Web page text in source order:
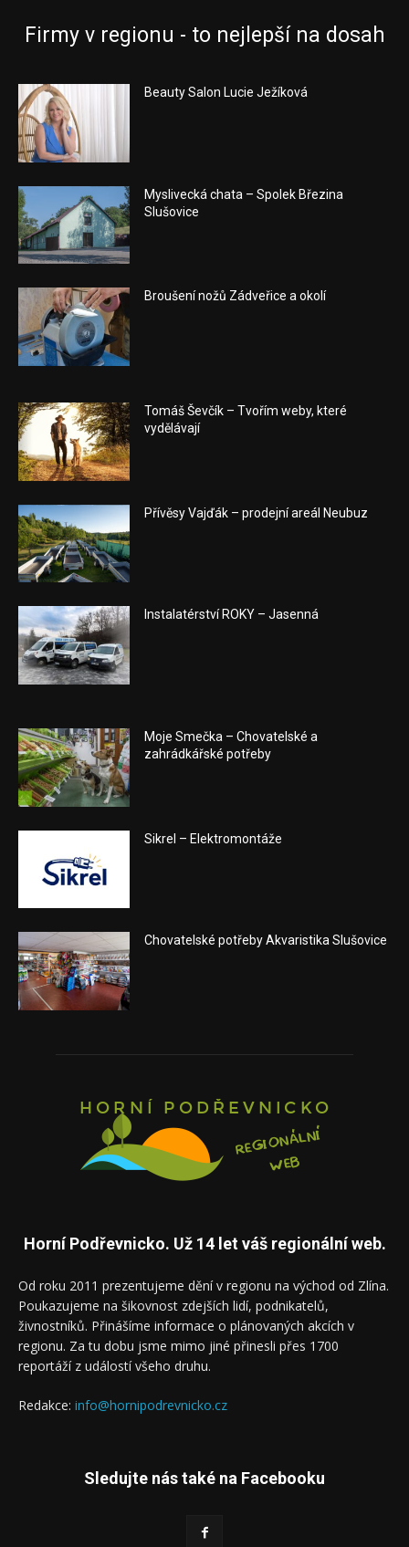
Firmy v regionu - to nejlepší na dosah
Beauty Salon Lucie Ježíková
Myslivecká chata – Spolek Březina
Slušovice
Broušení nožů Zádveřice a okolí
Tomáš Ševčík – Tvořím weby, které
vydělávají
Přívěsy Vajďák – prodejní areál Neubuz
Instalatérství ROKY – Jasenná
Moje Smečka – Chovatelské a
zahrádkářské potřeby
Sikrel – Elektromontáže
Chovatelské potřeby Akvaristika Slušovice
Horní Podřevnicko. Už 14 let váš regionální web.
Od roku 2011 prezentujeme dění v regionu na východ od Zlína.
Poukazujeme na šikovnost zdejších lidí, podnikatelů,
živnostníků. Přinášíme informace o plánovaných akcích v
regionu. Za tu dobu jsme mimo jiné přinesli přes 1700
reportáží z událostí všeho druhu.
Redakce: info@hornipodrevnicko.cz
Sledujte nás také na Facebooku